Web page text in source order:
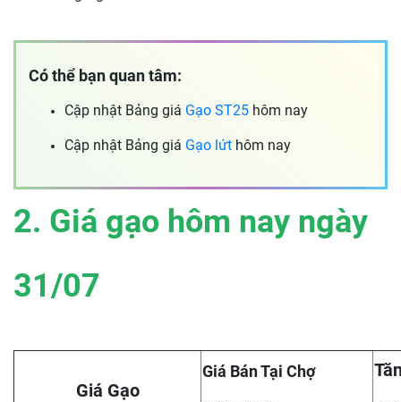
Có thể bạn quan tâm:
Cập nhật Bảng giá Gạo ST25 hôm nay
Cập nhật Bảng giá Gạo lứt hôm nay
2. Giá gạo hôm nay ngày
31/07
Giá Gạo
Giá Bán Tại Chợ